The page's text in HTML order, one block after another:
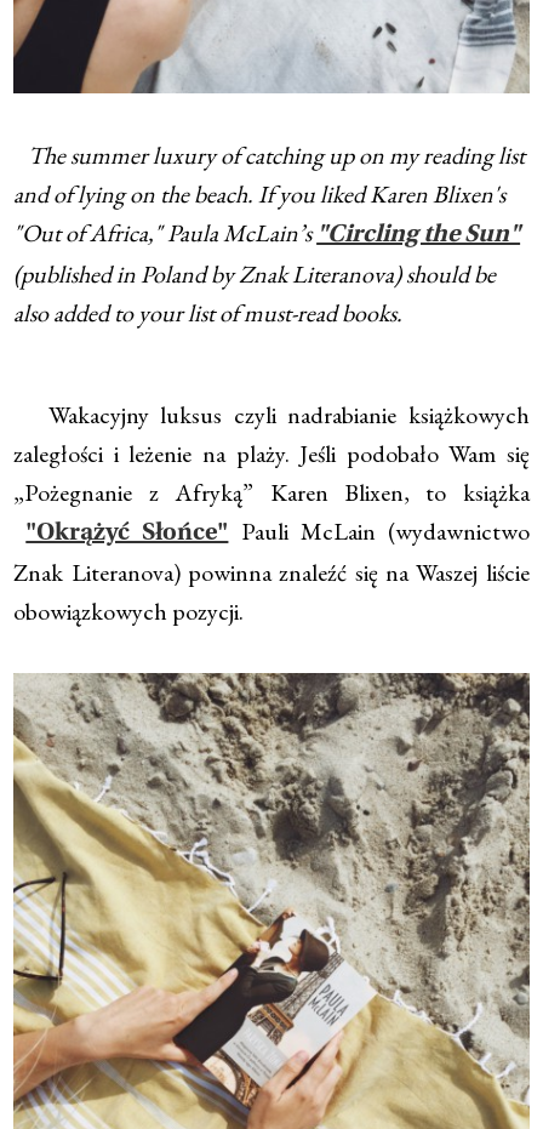
The summer luxury of catching up on my reading list
and of lying on the beach. If you liked Karen Blixen's
"Out of Africa," Paula McLain’s "Circling the Sun"
(published in Poland by Znak Literanova) should be
also added to your list of must-read books.
Wakacyjny luksus czyli nadrabianie książkowych
zaległości i leżenie na plaży. Jeśli podobało Wam się
„Pożegnanie z Afryką” Karen Blixen, to książka
"Okrążyć Słońce"
Pauli McLain (wydawnictwo
Znak Literanova) powinna znaleźć się na Waszej liście
obowiązkowych pozycji.